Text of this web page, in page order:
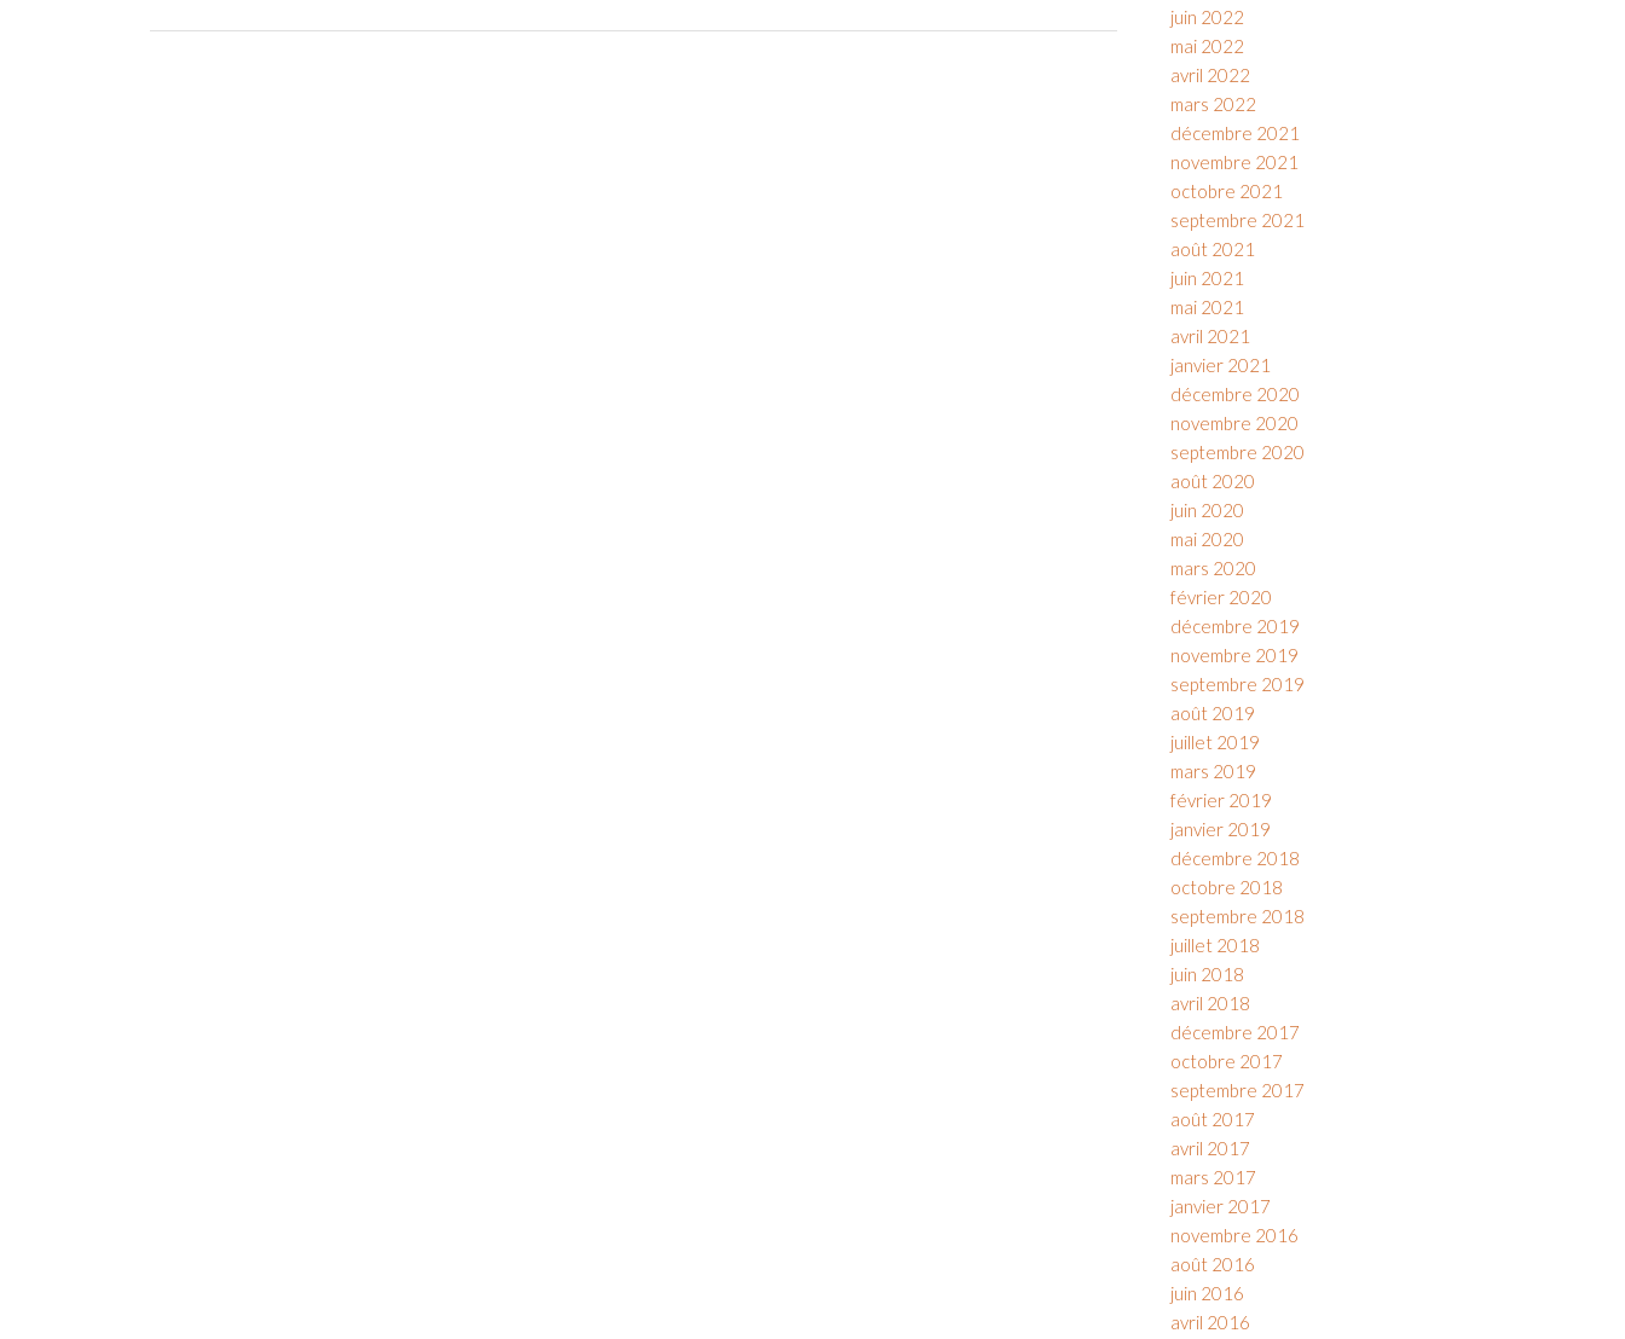
juin 2022
mai 2022
avril 2022
mars 2022
décembre 2021
novembre 2021
octobre 2021
septembre 2021
août 2021
juin 2021
mai 2021
avril 2021
janvier 2021
décembre 2020
novembre 2020
septembre 2020
août 2020
juin 2020
mai 2020
mars 2020
février 2020
décembre 2019
novembre 2019
septembre 2019
août 2019
juillet 2019
mars 2019
février 2019
janvier 2019
décembre 2018
octobre 2018
septembre 2018
juillet 2018
juin 2018
avril 2018
décembre 2017
octobre 2017
septembre 2017
août 2017
avril 2017
mars 2017
janvier 2017
novembre 2016
août 2016
juin 2016
avril 2016